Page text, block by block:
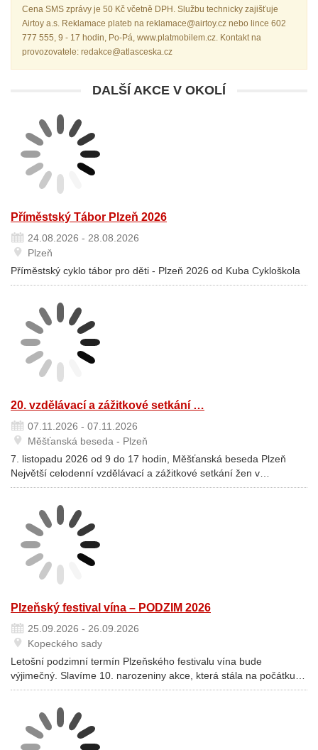
Cena SMS zprávy je 50 Kč včetně DPH. Službu technicky zajišťuje
Airtoy a.s. Reklamace plateb na reklamace@airtoy.cz nebo lince 602
777 555, 9 - 17 hodin, Po-Pá, www.platmobilem.cz. Kontakt na
provozovatele: redakce@atlasceska.cz
DALŠÍ AKCE V OKOLÍ
Příměstský Tábor Plzeň 2026
24.08.2026 - 28.08.2026
Plzeň
Příměstský cyklo tábor pro děti - Plzeň 2026 od Kuba Cykloškola
20. vzdělávací a zážitkové setkání …
07.11.2026 - 07.11.2026
Měšťanská beseda - Plzeň
7. listopadu 2026 od 9 do 17 hodin, Měšťanská beseda Plzeň
Největší celodenní vzdělávací a zážitkové setkání žen v…
Plzeňský festival vína – PODZIM 2026
25.09.2026 - 26.09.2026
Kopeckého sady
Letošní podzimní termín Plzeňského festivalu vína bude
výjimečný. Slavíme 10. narozeniny akce, která stála na počátku…